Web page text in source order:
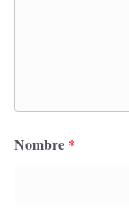
Nombre *